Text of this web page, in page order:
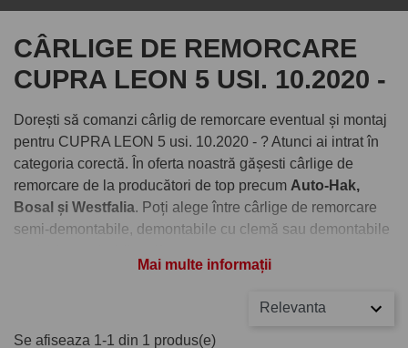
CÂRLIGE DE REMORCARE
CUPRA LEON 5 USI. 10.2020 -
Dorești să comanzi cârlig de remorcare eventual și montaj
pentru CUPRA LEON 5 usi. 10.2020 - ? Atunci ai intrat în
categoria corectă. În oferta noastră gășesti cârlige de
remorcare de la producători de top precum Auto-Hak,
Bosal și Westfalia. Poți alege între cârlige de remorcare
semi-demontabile, demontabile cu clemă sau demontabile
pentru CUPRA LEON 5 usi.
Mai multe informații
Relevanta
Se afiseaza 1-1 din 1 produs(e)